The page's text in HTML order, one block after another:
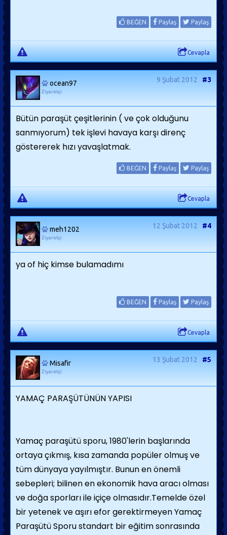
BEĞEN Paylaş Paylaş
Cevapla
ocean97
Ziyaretçi
9 Şubat 2012 #3
Bütün paraşüt çeşitlerinin ( ve çok olduğunu
sanmıyorum) tek işlevi havaya karşı direnç
göstererek hızı yavaşlatmak.
BEĞEN Paylaş Paylaş
Cevapla
meh1202
Ziyaretçi
12 Şubat 2012 #4
ya of hiç kimse bulamadımı
BEĞEN Paylaş Paylaş
Cevapla
Misafir
Ziyaretçi
13 Şubat 2012 #5
YAMAÇ PARAŞÜTÜNÜN YAPISI
Yamaç paraşütü sporu, 1980'lerin başlarında
ortaya çıkmış, kısa zamanda popüler olmuş ve
tüm dünyaya yayılmıştır. Bunun en önemli
sebepleri; bilinen en ekonomik hava aracı olması
ve doğa sporları ile içiçe olmasıdır.Temelde özel
bir yetenek ve aşırı efor gerektirmeyen Yamaç
Paraşütü Sporu standart bir eğitim sonrasında